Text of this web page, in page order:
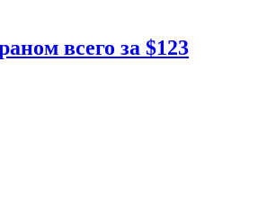
всего за $123